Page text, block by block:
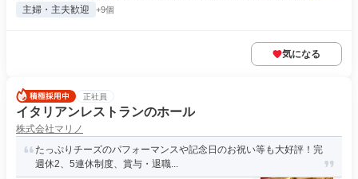
主婦・主夫歓迎 +9個
気になる
正社員
イタリアンレストランのホール
株式会社マリノ
たっぷりチーズのパフォーマンスや記念日のお祝い等も大好評！完
週休2、5連休制度、賞与・退職...